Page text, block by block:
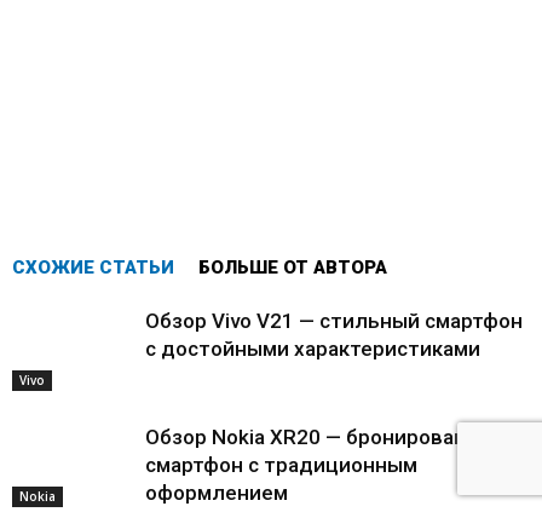
СХОЖИЕ СТАТЬИ БОЛЬШЕ ОТ АВТОРА
Vivo
Обзор Vivo V21 — стильный смартфон
с достойными характеристиками
Nokia
Обзор Nokia XR20 — бронированный
смартфон с традиционным
оформлением